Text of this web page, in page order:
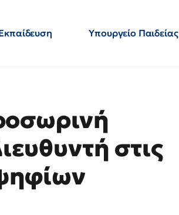
Υπουργείο Παιδείας
στις